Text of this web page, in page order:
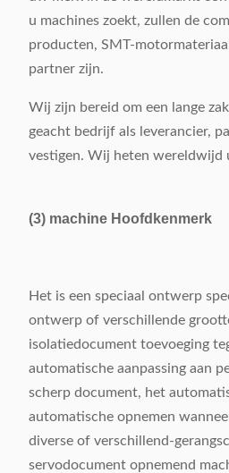
u machines zoekt, zullen de
producten, SMT-
partner zijn.
Wij zijn bereid om een lange
geacht bedrijf als leverancier,
vestigen. Wij heten wereldwijd
(3) machine Hoofdkenmerk
Het is een speciaal ontwerp
ontwerp of verschillende
isolatiedocument toevoeging
automatische aanpassing aan
scherp document, het
automatische opnemen
diverse of verschillend-
servodocument opnemend